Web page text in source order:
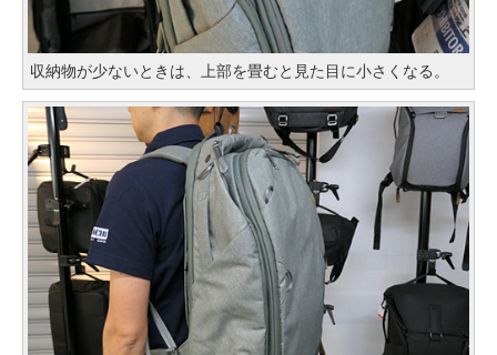
収納物が少ないときは、上部を畳むと見た目に小さくなる。